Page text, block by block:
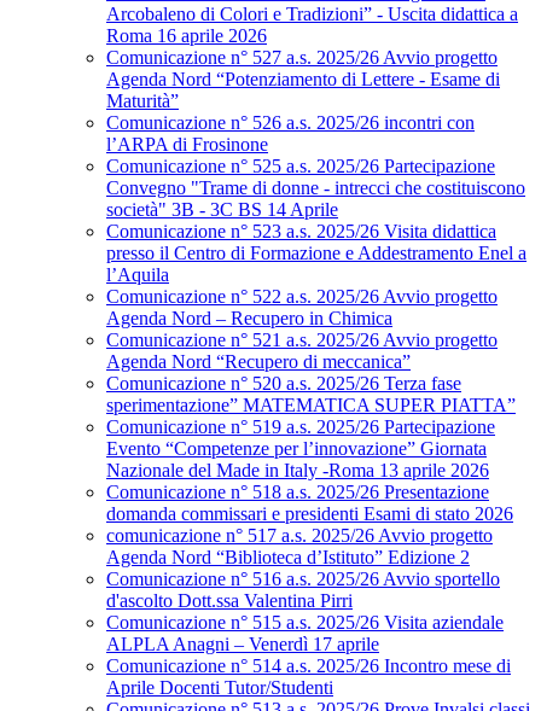
Arcobaleno di Colori e Tradizioni” - Uscita didattica a
Roma 16 aprile 2026
Comunicazione n° 527 a.s. 2025/26 Avvio progetto
Agenda Nord “Potenziamento di Lettere - Esame di
Maturità”
Comunicazione n° 526 a.s. 2025/26 incontri con
l’ARPA di Frosinone
Comunicazione n° 525 a.s. 2025/26 Partecipazione
Convegno "Trame di donne - intrecci che costituiscono
società" 3B - 3C BS 14 Aprile
Comunicazione n° 523 a.s. 2025/26 Visita didattica
presso il Centro di Formazione e Addestramento Enel a
l’Aquila
Comunicazione n° 522 a.s. 2025/26 Avvio progetto
Agenda Nord – Recupero in Chimica
Comunicazione n° 521 a.s. 2025/26 Avvio progetto
Agenda Nord “Recupero di meccanica”
Comunicazione n° 520 a.s. 2025/26 Terza fase
sperimentazione” MATEMATICA SUPER PIATTA”
Comunicazione n° 519 a.s. 2025/26 Partecipazione
Evento “Competenze per l’innovazione” Giornata
Nazionale del Made in Italy -Roma 13 aprile 2026
Comunicazione n° 518 a.s. 2025/26 Presentazione
domanda commissari e presidenti Esami di stato 2026
comunicazione n° 517 a.s. 2025/26 Avvio progetto
Agenda Nord “Biblioteca d’Istituto” Edizione 2
Comunicazione n° 516 a.s. 2025/26 Avvio sportello
d'ascolto Dott.ssa Valentina Pirri
Comunicazione n° 515 a.s. 2025/26 Visita aziendale
ALPLA Anagni – Venerdì 17 aprile
Comunicazione n° 514 a.s. 2025/26 Incontro mese di
Aprile Docenti Tutor/Studenti